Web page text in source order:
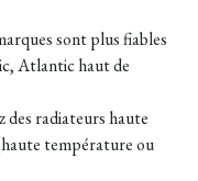
sont plus fiables
Atlantic haut de
des radiateurs haute
température ou